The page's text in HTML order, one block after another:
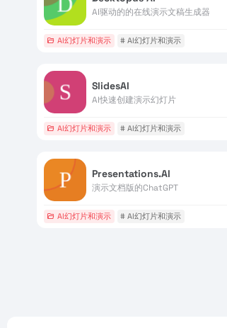
AI驱动的的在线演示文稿生成器
AI幻灯片和演示 # AI幻灯片和演示
SlidesAI
AI快速创建演示幻灯片
AI幻灯片和演示 # AI幻灯片和演示
Presentations.AI
演示文档版的ChatGPT
AI幻灯片和演示 # AI幻灯片和演示